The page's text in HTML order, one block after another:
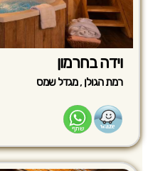
וידה בחרמון
רמת הגולן ,מגדל שמס